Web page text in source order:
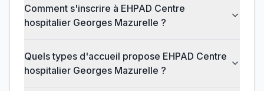
Comment s'inscrire à EHPAD Centre
hospitalier Georges Mazurelle ?
Quels types d'accueil propose EHPAD Centre
hospitalier Georges Mazurelle ?